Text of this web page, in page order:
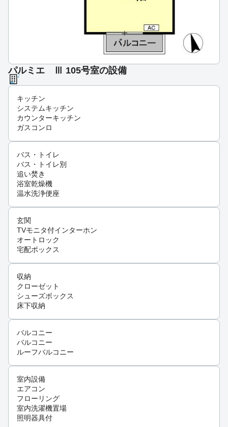
パルミエ Ⅲ 105号室の設備
キッチン
システムキッチン
カウンターキッチン
ガスコンロ
バス・トイレ
バス・トイレ別
追い焚き
浴室乾燥機
温水洗浄便座
玄関
TVモニタ付インターホン
オートロック
宅配ボックス
収納
クローゼット
シューズボックス
床下収納
バルコニー
バルコニー
ルーフバルコニー
室内設備
エアコン
フローリング
室内洗濯機置場
照明器具付